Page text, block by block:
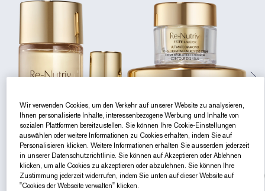
Gezielte Pflege
Lippenpflege
Resilience Multi-Effect
Pink Ribbon Kollektion​
Sonnenschutz Essentials
Letzte Chance
Beauty Refills​
Makeup-Entferner
Makeup-Refills
Foundation-Finder
Letzte Chance
Beauty Refills​
White Linen
Private Collection
The House of Estée Lauder
AERIN Die Duft-Kollektion
Wild Geranium
Fleur De Peony
AERIN Sets & Geschenke
Fragrance Finder
Die Welt von AERIN
Wir verwenden Cookies, um den Verkehr auf unserer Website zu analysieren,
Ihnen personalisierte Inhalte, interessenbezogene Werbung und Inhalte von
sozialen Plattformen bereitzustellen. Sie können Ihre Cookie-Einstellungen
auswählen oder weitere Informationen zu Cookies erhalten, indem Sie auf
Personalisieren klicken. Weitere Informationen erhalten Sie ausserdem jederzeit
in unserer Datenschutzrichtlinie. Sie können auf Akzeptieren oder Ablehnen
klicken, um alle Cookies zu akzeptieren oder abzulehnen. Sie können Ihre
Zustimmung jederzeit widerrufen, indem Sie unten auf dieser Website auf
"Cookies der Webseite verwalten" klicken.